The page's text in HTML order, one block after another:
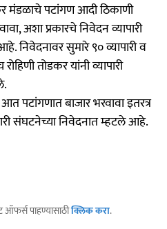
पटांगण आदी ठिकाणी
अशा प्रकारचे निवेदन व्यापारी
निवेदनावर सुमारे ९० व्यापारी व
तोडकर यांनी व्यापारी
पटांगणात बाजार भरवावा इतरत्र
संघटनेच्या निवेदनात म्हटले आहे.
ऑफर्स पाहण्यासाठीक्लिक करा.